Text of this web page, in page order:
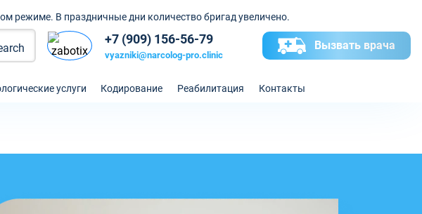
режиме. В праздничные дни количество бригад увеличено.
+7 (909) 156-56-79
vyazniki@narcolog-pro.clinic
Вызвать врача
услуги Кодирование Реабилитация Контакты